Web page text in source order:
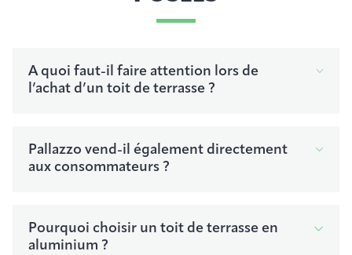
A quoi faut-il faire attention lors de
l’achat d’un toit de terrasse ?
Pallazzo vend-il également directement
aux consommateurs ?
Pourquoi choisir un toit de terrasse en
aluminium ?